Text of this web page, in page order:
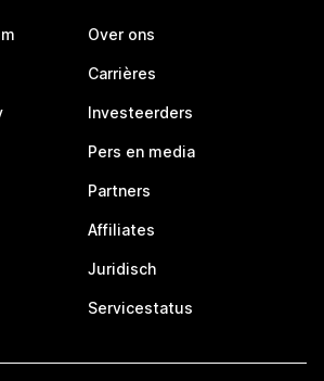
Over ons
Carrières
Investeerders
Pers en media
Partners
Affiliates
Juridisch
Servicestatus